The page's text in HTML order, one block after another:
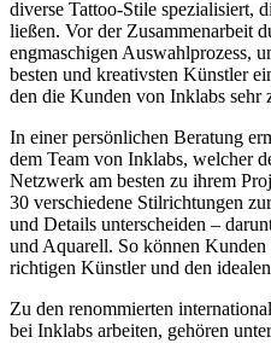
diverse Tattoo-Stile spezialisiert,
ließen. Vor der Zusammenarbeit
engmaschigen Auswahlprozess,
besten und kreativsten Künstler
den die Kunden von Inklabs sehr
In einer persönlichen Beratung
dem Team von Inklabs, welcher
Netzwerk am besten zu ihrem
30 verschiedene Stilrichtungen
und Details unterscheiden –
und Aquarell. So können Kunden
richtigen Künstler und den
Zu den renommierten
bei Inklabs arbeiten, gehören